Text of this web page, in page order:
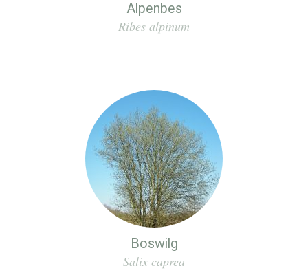
Alpenbes
Ribes alpinum
Boswilg
Salix caprea